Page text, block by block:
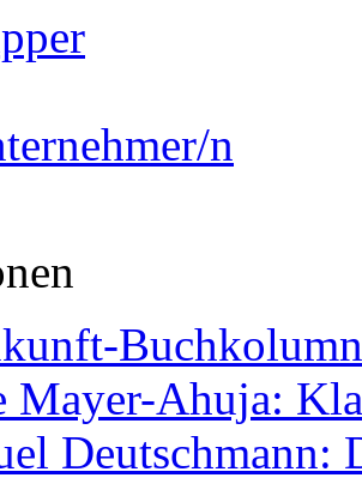
n
Mayer-Ahuja:
Deutschmann: